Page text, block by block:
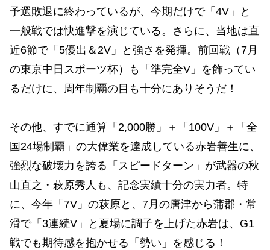
予選敗退に終わっているが、今期だけで「4V」と
一般戦では快進撃を演じている。さらに、当地は直
近6節で「5優出＆2V」と強さを発揮。前回戦（7月
の東京中日スポーツ杯）も「準完全V」を飾ってい
るだけに、周年制覇の目も十分にありそうだ！
その他、すでに通算「2,000勝」＋「100V」＋「全
国24場制覇」の大偉業を達成している赤岩善生に、
強烈な破壊力を誇る「スピードターン」が武器の秋
山直之・萩原秀人も、記念実績十分の実力者。特
に、今年「7V」の萩原と、7月の唐津から蒲郡・常
滑で「3連続V」と夏場に調子を上げた赤岩は、G1
戦でも期待感を抱かせる「勢い」を感じる！